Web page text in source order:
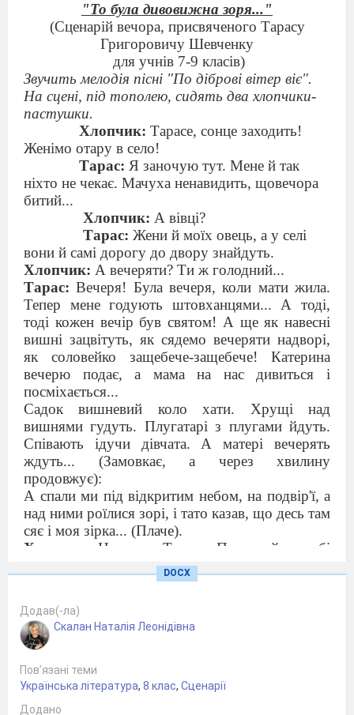
"То була дивовижна зоря..."
(Сценарій вечора, присвяченого Тарасу
Григоровичу Шевченку
для учнів 7-9 класів)
Звучить мелодія пісні "По діброві вітер віє".
На сцені, під тополею, сидять два хлопчики-
пастушки.
Хлопчик: Тарасе, сонце заходить!
Женімо отару в село!
Тарас: Я заночую тут. Мене й так
ніхто не чекає. Мачуха ненавидить, щовечора
битий...
Хлопчик: А вівці?
Тарас: Жени й моїх овець, а у селі
вони й самі дорогу до двору знайдуть.
Хлопчик: А вечеряти? Ти ж голодний...
Тарас:Вечеря! Була вечеря, коли мати жила.
Тепер мене годують штовханцями... А тоді,
тоді кожен вечір був святом! А ще як навесні
вишні зацвітуть, як сядемо вечеряти надворі,
як соловейко защебече-защебече! Катерина
вечерю подає, а мама на нас дивиться і
посміхається...
Садок вишневий коло хати. Хрущі над
вишнями гудуть. Плугатарі з плугами йдуть.
Співають ідучи дівчата. А матері вечерять
ждуть... (Замовкає, а через хвилину
продовжує):
А спали ми під відкритим небом, на подвір'ї, а
над ними роїлися зорі, і тато казав, що десь там
сяє і моя зірка... (Плаче).
Хлопчик:Не плач, Тарасе. Послухай, я тобі
велику таємницю відкрию, тільки нікому не
розказуй, бо біда тобі ж самому буде!
Хлопчик:
вночі підслухав, як баба-повитуха пророчила
матері про долю малої. Вона, знаєш, перш, ніж
увійти до хати, де має дитина народитися, у
вікно дивиться і в ньому бачить тієї дитини
долю.
DOCX
Додав(-ла)
Скалан Наталія Леонідівна
Пов’язані теми
Українська література, 8 клас, Сценарії
Додано